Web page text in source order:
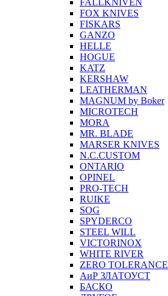
FALLKNIVEN
FOX KNIVES
FISKARS
GANZO
HELLE
HOGUE
KATZ
KERSHAW
LEATHERMAN
MAGNUM by Boker
MICROTECH
MORA
MR. BLADE
MARSER KNIVES
N.C.CUSTOM
ONTARIO
OPINEL
PRO-TECH
RUIKE
SOG
SPYDERCO
STEEL WILL
VICTORINOX
WHITE RIVER
ZERO TOLERANCE
АиР ЗЛАТОУСТ
БАСКО